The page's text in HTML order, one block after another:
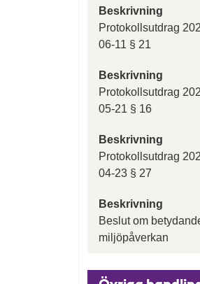
Beskrivning
Protokollsutdrag
06-11 § 21
Beskrivning
Protokollsutdrag
05-21 § 16
Beskrivning
Protokollsutdrag
04-23 § 27
Beskrivning
Beslut om
miljöpåverkan